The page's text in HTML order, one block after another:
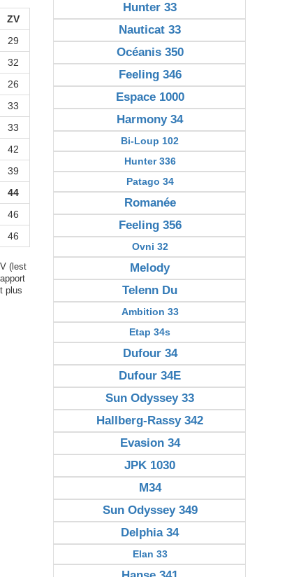
ZV
29
32
26
33
33
42
39
44
46
46
(lest
plus
Hunter 33
Nauticat 33
Océanis 350
Feeling 346
Espace 1000
Harmony 34
Bi-Loup 102
Hunter 336
Patago 34
Romanée
Feeling 356
Ovni 32
Melody
Telenn Du
Ambition 33
Etap 34s
Dufour 34
Dufour 34E
Sun Odyssey 33
Hallberg-Rassy 342
Evasion 34
JPK 1030
M34
Sun Odyssey 349
Delphia 34
Elan 33